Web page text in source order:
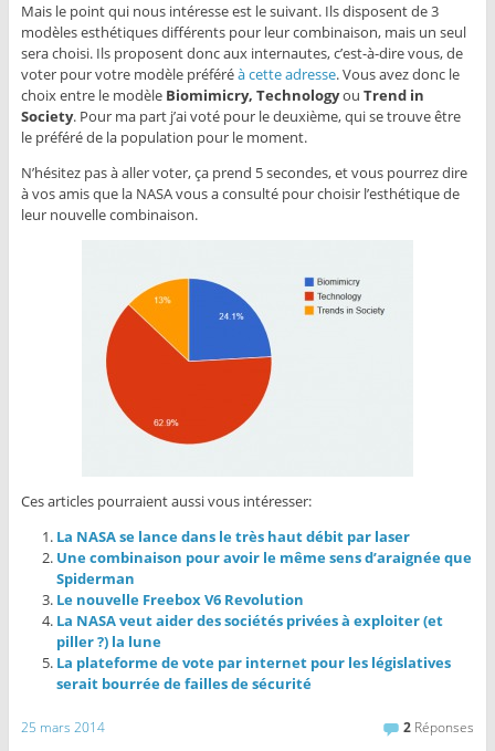
Mais le point qui nous intéresse est le suivant. Ils disposent de 3
modèles esthétiques différents pour leur combinaison, mais un seul
sera choisi. Ils proposent donc aux internautes, c’est-à-dire vous, de
voter pour votre modèle préféréà cette adresse. Vous avez donc le
choix entre le modèleBiomimicry, Technologyou Trend in
Society. Pour ma part j’ai voté pour le deuxième, qui se trouve être
le préféré de la population pour le moment.
N’hésitez pas à aller voter, ça prend 5 secondes, et vous pourrez dire
à vos amis que la NASA vous a consulté pour choisir l’esthétique de
leur nouvelle combinaison.
Ces articles pourraient aussi vous intéresser:
La NASA se lance dans le très haut débit par laser
Une combinaison pour avoir le même sens d’araignée que
Spiderman
Le nouvelle Freebox V6 Revolution
La NASA veut aider des sociétés privées à exploiter (et
piller ?) la lune
La plateforme de vote par internet pour les législatives
serait bourrée de failles de sécurité
25 mars 2014 2 Réponses